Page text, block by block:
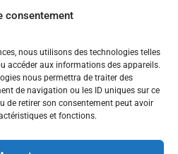
consentement
nous utilisons des technologies telles
accéder aux informations des appareils.
nous permettra de traiter des
de navigation ou les ID uniques sur ce
de retirer son consentement peut avoir
et fonctions.
contacter
LÉGALES